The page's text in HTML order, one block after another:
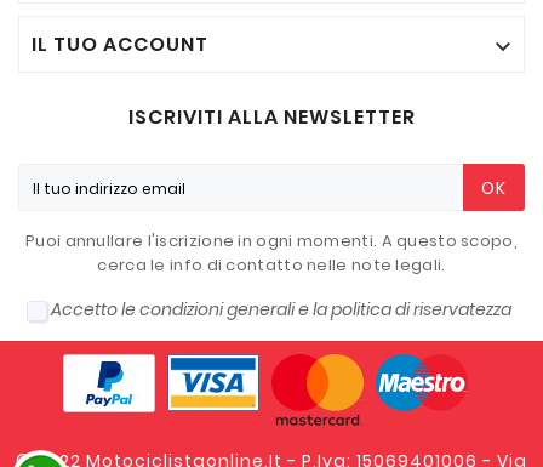
IL TUO ACCOUNT 
ISCRIVITI ALLA NEWSLETTER
OK
Puoi annullare l'iscrizione in ogni momenti. A questo scopo,
cerca le info di contatto nelle note legali.
Accetto le condizioni generali e la politica di riservatezza
© 2022 Motociclistaonline.it - P.Iva: 15069401006 - Via